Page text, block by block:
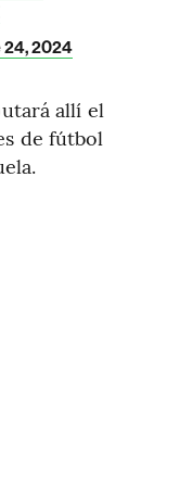
24, 2024
allí el
de fútbol